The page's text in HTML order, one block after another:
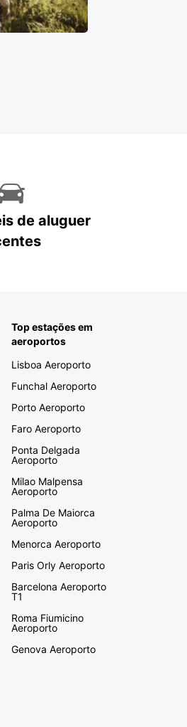
de aluguer
Top estações em
aeroportos
Lisboa Aeroporto
Funchal Aeroporto
Porto Aeroporto
Faro Aeroporto
Ponta Delgada
Aeroporto
Milao Malpensa
Aeroporto
Palma De Maiorca
Aeroporto
Menorca Aeroporto
Paris Orly Aeroporto
Barcelona Aeroporto
T1
Roma Fiumicino
Aeroporto
Genova Aeroporto